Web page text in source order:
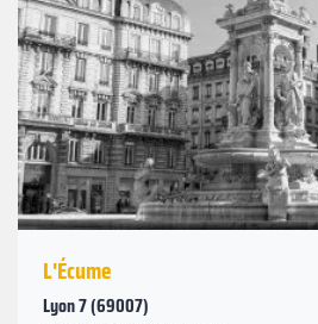
Précédent
L'Écume
Lyon 7 (69007)